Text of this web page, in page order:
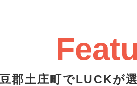
郡土庄町でLUCKが